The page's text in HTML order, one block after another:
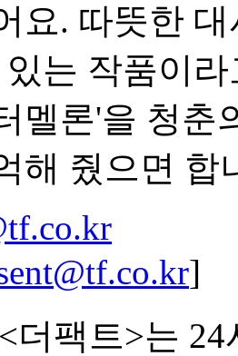
요. 따뜻한
는 작품이
멜론'을 청춘
해 줬으면 합
]
더팩트>는